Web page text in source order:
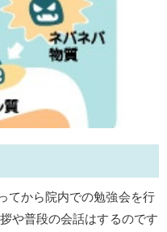
てから院内での勉強会を行
や普段の会話はするのです